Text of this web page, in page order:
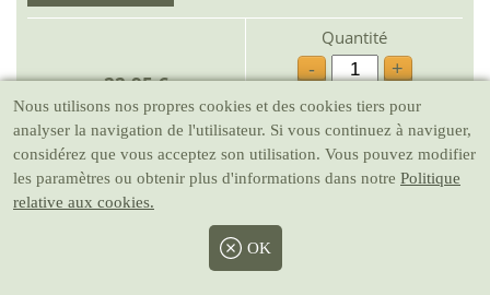
22.95 €
Quantité
-
+
Ajouter
Triple étagère
Triple étagères .
Nous utilisons nos propres cookies et des cookies tiers pour
analyser la navigation de l'utilisateur. Si vous continuez à naviguer,
considérez que vous acceptez son utilisation. Vous pouvez modifier
les paramètres ou obtenir plus d'informations dans notre Politique
relative aux cookies.
OK